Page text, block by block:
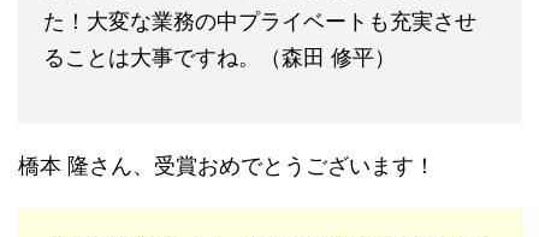
た！大変な業務の中プライベートも充実させ
ることは大事ですね。（森田 修平）
橋本 隆さん、受賞おめでとうございます！